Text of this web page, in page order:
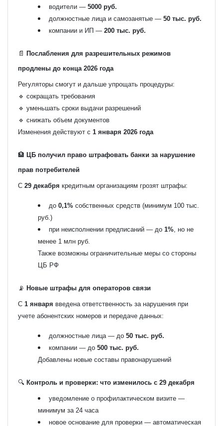
водители — 5000 руб.
должностные лица и самозанятые — 50 тыс. руб.
компании и ИП — 200 тыс. руб.
📄 Послабления для разрешительных режимов
продлены до конца 2026 года
Регуляторы смогут и дальше упрощать процедуры:
🔹 сокращать требования
🔹 уменьшать сроки выдачи разрешений
🔹 снижать объем документов
Изменения действуют с 1 января 2026 года
🏦 ЦБ получил право штрафовать банки за нарушение
прав потребителей
С 29 декабря кредитным организациям грозят штрафы:
до 0,1% собственных средств (минимум 100 тыс.
руб.)
при неисполнении предписаний — до 1% , но не
менее 1 млн руб.
Также возможны ограничительные меры со стороны
ЦБ РФ
📡 Новые штрафы для операторов связи
С 1 января введена ответственность за нарушения при
учете абонентских номеров и передаче данных:
должностные лица — до 50 тыс. руб.
компании — до 500 тыс. руб.
Добавлены новые составы правонарушений
🔍 Контроль и проверки: что изменилось с 29 декабря
уведомление о профилактическом визите —
минимум за 24 часа
новое основание для проверки — автоматическая